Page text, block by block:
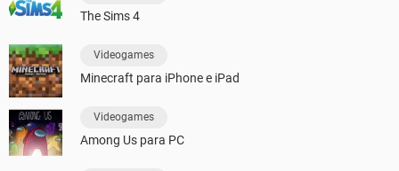
The Sims 4
Videogames
Minecraft para iPhone e iPad
Videogames
Among Us para PC